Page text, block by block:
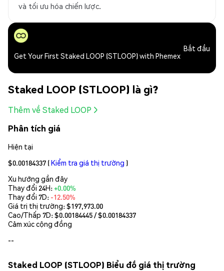
và tối ưu hóa chiến lược.
Get Your First Staked LOOP (STLOOP) with Phemex
Bắt đầu
Staked LOOP (STLOOP) là gì?
Thêm về Staked LOOP
Phân tích giá
Hiện tại
$0.00184337 (Kiểm tra giá thị trường )
Xu hướng gần đây
Thay đổi 24H:+0.00%
Thay đổi 7D: -12.50%
Giá trị thị trường:$197,973.00
Cao/Thấp 7D: $0.00184445/ $0.00184337
Cảm xúc cộng đồng
--
Staked LOOP (STLOOP) Biểu đồ giá thị trường